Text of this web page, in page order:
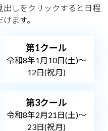
しをクリックすると日程
ます。
第1クール
令和8年1月10日(土)～
12日(祝月)
第3クール
令和8年2月21日(土)～
23日(祝月)